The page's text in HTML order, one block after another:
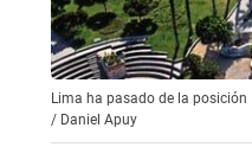
Lima ha pasado de la
/ Daniel Apuy